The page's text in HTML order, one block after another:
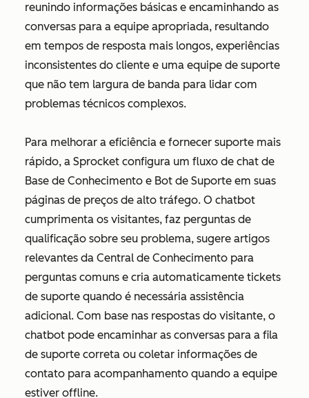
reunindo informações básicas e encaminhando as
conversas para a equipe apropriada, resultando
em tempos de resposta mais longos, experiências
inconsistentes do cliente e uma equipe de suporte
que não tem largura de banda para lidar com
problemas técnicos complexos.
Para melhorar a eficiência e fornecer suporte mais
rápido, a Sprocket configura um fluxo de chat de
Base de Conhecimento e Bot de Suporte em suas
páginas de preços de alto tráfego. O chatbot
cumprimenta os visitantes, faz perguntas de
qualificação sobre seu problema, sugere artigos
relevantes da Central de Conhecimento para
perguntas comuns e cria automaticamente tickets
de suporte quando é necessária assistência
adicional. Com base nas respostas do visitante, o
chatbot pode encaminhar as conversas para a fila
de suporte correta ou coletar informações de
contato para acompanhamento quando a equipe
estiver offline.